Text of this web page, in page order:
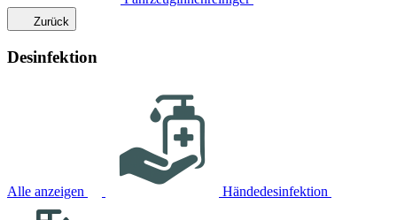
Zurück
Desinfektion
Alle anzeigen Händedesinfektion